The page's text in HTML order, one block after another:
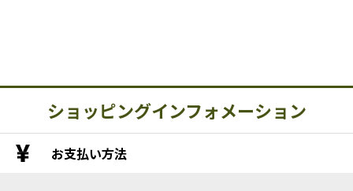
ショッピングインフォメーション
お支払い方法